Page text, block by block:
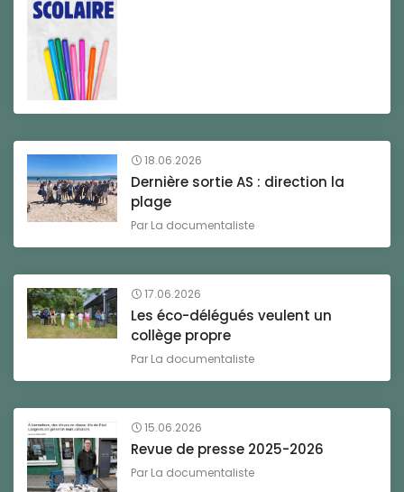
18.06.2026
Dernière sortie AS : direction la
plage
Par La documentaliste
17.06.2026
Les éco-délégués veulent un
collège propre
Par La documentaliste
15.06.2026
Revue de presse 2025-2026
Par La documentaliste